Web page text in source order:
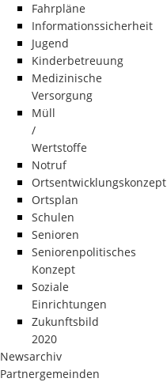
Fahrpläne
Informationssicherheit
Jugend
Kinderbetreuung
Medizinische
Versorgung
Müll
/
Wertstoffe
Notruf
Ortsentwicklungskonzept
Ortsplan
Schulen
Senioren
Seniorenpolitisches
Konzept
Soziale
Einrichtungen
Zukunftsbild
2020
Newsarchiv
Partnergemeinden